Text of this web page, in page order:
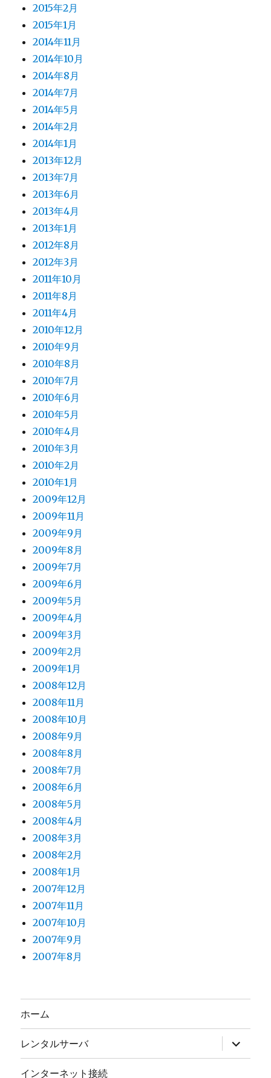
2015年2月
2015年1月
2014年11月
2014年10月
2014年8月
2014年7月
2014年5月
2014年2月
2014年1月
2013年12月
2013年7月
2013年6月
2013年4月
2013年1月
2012年8月
2012年3月
2011年10月
2011年8月
2011年4月
2010年12月
2010年9月
2010年8月
2010年7月
2010年6月
2010年5月
2010年4月
2010年3月
2010年2月
2010年1月
2009年12月
2009年11月
2009年9月
2009年8月
2009年7月
2009年6月
2009年5月
2009年4月
2009年3月
2009年2月
2009年1月
2008年12月
2008年11月
2008年10月
2008年9月
2008年8月
2008年7月
2008年6月
2008年5月
2008年4月
2008年3月
2008年2月
2008年1月
2007年12月
2007年11月
2007年10月
2007年9月
2007年8月
ホーム
レンタルサーバ
ブ
メ
インターネット接続